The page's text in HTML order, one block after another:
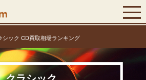
シック CD買取相場ランキング